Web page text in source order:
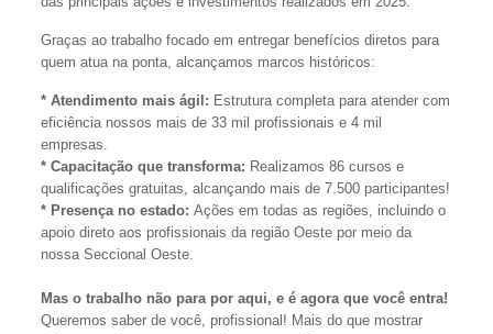
Graças ao trabalho focado em entregar benefícios diretos para
quem atua na ponta, alcançamos marcos históricos:
* Atendimento mais ágil: Estrutura completa para atender com
eficiência nossos mais de 33 mil profissionais e 4 mil
empresas.
* Capacitação que transforma: Realizamos 86 cursos e
qualificações gratuitas, alcançando mais de 7.500 participantes!
* Presença no estado:Ações em todas as regiões, incluindo o
apoio direto aos profissionais da região Oeste por meio da
nossa Seccional Oeste.
Mas o trabalho não para por aqui, e é agora que você entra!
Queremos saber de você, profissional! Mais do que mostrar